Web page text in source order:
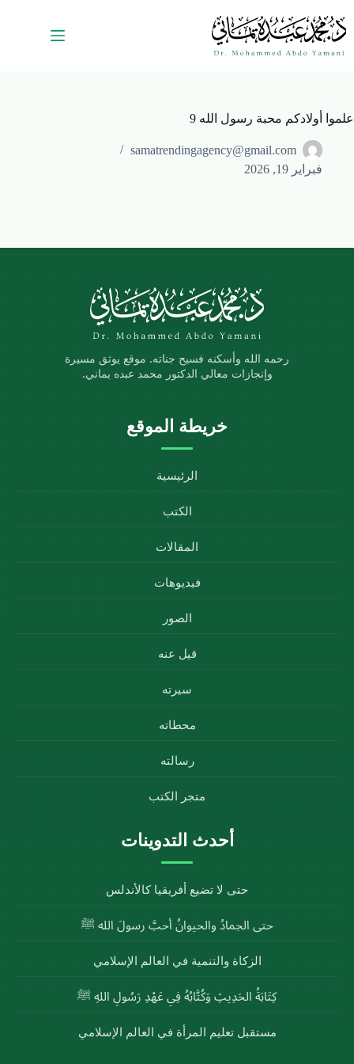
علموا أولادكم محبة رسول الله 9
samatrendingagency@gmail.com
فبراير 19, 2026
رحمه الله وأسكنه فسيح جناته. موقع يوثق مسيرة
وإنجازات معالي الدكتور محمد عبده يماني.
خريطة الموقع
الرئيسية
الكتب
المقالات
فيديوهات
الصور
قيل عنه
سيرته
محطاته
رسالته
متجر الكتب
أحدث التدوينات
حتى لا تضيع أفريقيا كالأندلس
حتى الجمادُ والحيوانُ أحبَّ رسولَ الله ﷺ
الزكاة والتنمية في العالم الإسلامي
كِتَابَةُ الحَدِيثِ وَكُتَّابُهُ فِي عَهْدِ رَسُولِ اللهِ ﷺ
مستقبل تعليم المرأة في العالم الإسلامي